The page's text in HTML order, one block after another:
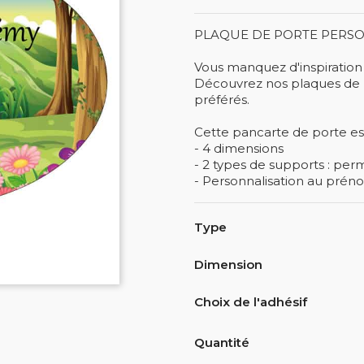
PLAQUE DE PORTE
Vous manquez
Découvrez nos plaques
préférés.
Cette pancarte de porte
- 4 dimensions
- 2 types de supports :
- Personnalisation au
Type
Dimension
Choix de l'adhésif
Quantité